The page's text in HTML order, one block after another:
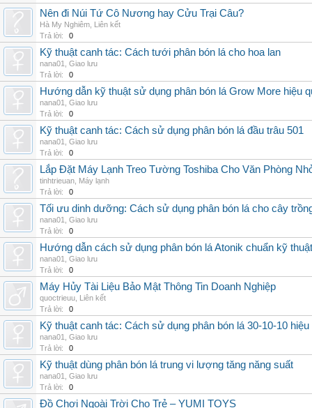
Nên đi Núi Tứ Cô Nương hay Cửu Trại Câu?
Hà My Nghiêm Liên kết
Trả lời:
0
Kỹ thuật canh tác: Cách tưới phân bón lá cho hoa lan
nana01
Giao lưu
Trả lời:
0
Hướng dẫn kỹ thuật sử dụng phân bón lá Grow More hiệu
nana01
Giao lưu
Trả lời:
0
Kỹ thuật canh tác: Cách sử dụng phân bón lá đầu trâu 501
nana01
Giao lưu
Trả lời:
0
Lắp Đặt Máy Lạnh Treo Tường Toshiba Cho Văn Phòng
tinhtrieuan Máy lạnh
Trả lời:
0
Tối ưu dinh dưỡng: Cách sử dụng phân bón lá cho cây
nana01
Giao lưu
Trả lời:
0
Hướng dẫn cách sử dụng phân bón lá Atonik chuẩn kỹ thuật
nana01
Giao lưu
Trả lời:
0
Máy Hủy Tài Liệu Bảo Mật Thông Tin Doanh Nghiệp
quoctrieuu Liên kết
Trả lời:
0
Kỹ thuật canh tác: Cách sử dụng phân bón lá 30-10-10 hiệu
nana01
Giao lưu
Trả lời:
0
Kỹ thuật dùng phân bón lá trung vi lượng tăng năng suất
nana01
Giao lưu
Trả lời:
0
Đồ Chơi Ngoài Trời Cho Trẻ – YUMI TOYS